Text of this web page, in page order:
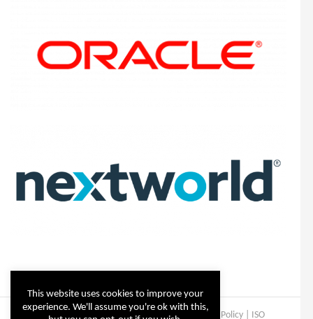
Copyright © Steltix2026 | Disclaimer Privacy Policy| ISO
This website uses cookies to improve your
experience. We'll assume you're ok with this,